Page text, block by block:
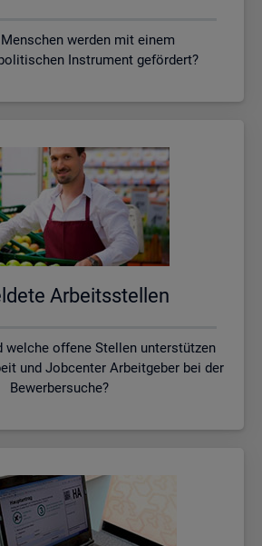
werden mit einem
Instrument gefördert?
Ar­beits­stel­len
welche offene Stellen unterstützen
und Jobcenter Arbeitgeber bei der
Bewerbersuche?